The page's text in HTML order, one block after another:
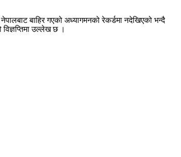
बाहिर गएको अध्यागमनको रेकर्डमा नदेखिएको भन्दै
उल्लेख छ ।